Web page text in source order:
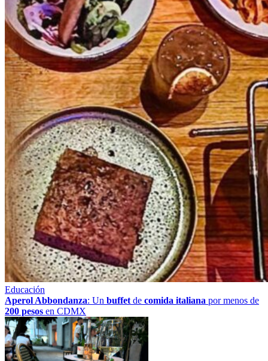
Educación
Aperol Abbondanza: Un buffet de comida italiana por menos de
200 pesos en CDMX